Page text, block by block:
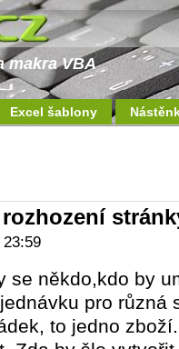
makra VBA
Excel šablony
se někdo,kdo by
pro různá
to jedno